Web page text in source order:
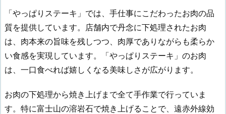
「やっぱりステーキ」では、手仕事にこだわったお肉の品
質を提供しています。店舗内で丹念に下処理されたお肉
は、肉本来の旨味を残しつつ、肉厚でありながらも柔らか
い食感を実現しています。「やっぱりステーキ」のお肉
は、一口食べれば嬉しくなる美味しさが広がります。
お肉の下処理から焼き上げまで全て手作業で行っていま
す。特に富士山の溶岩石で焼き上げることで、遠赤外線効